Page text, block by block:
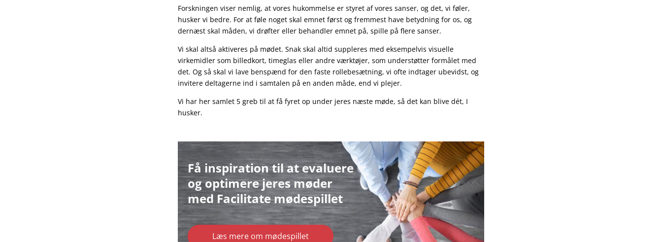
Forskningen viser nemlig, at vores hukommelse er styret af vores sanser, og det, vi føler,
husker vi bedre. For at føle noget skal emnet først og fremmest have betydning for os, og
dernæst skal måden, vi drøfter eller behandler emnet på, spille på flere sanser.
Vi skal altså aktiveres på mødet. Snak skal altid suppleres med eksempelvis visuelle
virkemidler som billedkort, timeglas eller andre værktøjer, som understøtter formålet med
det. Og så skal vi lave benspænd for den faste rollebesætning, vi ofte indtager ubevidst, og
invitere deltagerne ind i samtalen på en anden måde, end vi plejer.
Vi har her samlet 5 greb til at få fyret op under jeres næste møde, så det kan blive dét, I
husker.
Få inspiration til at evaluere
og optimerejeres møder
med Facilitate mødespillet
Læs mere om mødespillet